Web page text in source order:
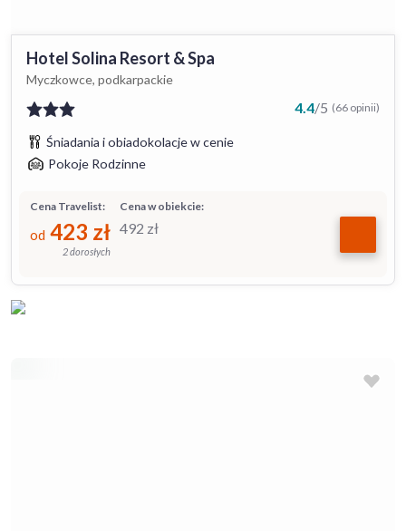
Hotel Solina Resort & Spa
Myczkowce, podkarpackie
4.4/5 (66 opinii)
Śniadania i obiadokolacje w cenie
Pokoje Rodzinne
Cena w obiekcie:
492 zł
Cena Travelist:
od 423 zł
2 dorosłych